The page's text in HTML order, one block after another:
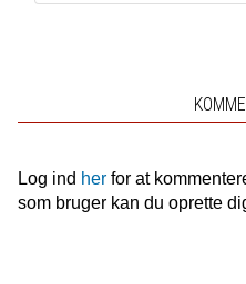
Log ind herfor at
som bruger kan du oprette